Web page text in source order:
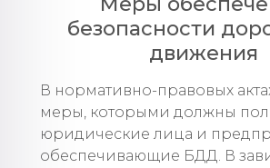
безопасности
движения
В нормативно-правовых
меры, которыми должны
юридические лица и
обеспечивающие БДД. В